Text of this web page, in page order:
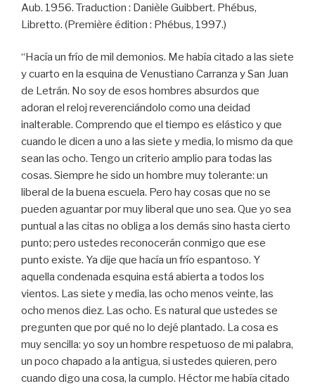
Aub. 1956. Traduction : Danièle Guibbert. Phébus,
Libretto. (Première édition : Phébus, 1997.)
“Hacía un frío de mil demonios. Me había citado a las siete
y cuarto en la esquina de Venustiano Carranza y San Juan
de Letrán. No soy de esos hombres absurdos que
adoran el reloj reverenciándolo como una deidad
inalterable. Comprendo que el tiempo es elástico y que
cuando le dicen a uno a las siete y media, lo mismo da que
sean las ocho. Tengo un criterio amplio para todas las
cosas. Siempre he sido un hombre muy tolerante: un
liberal de la buena escuela. Pero hay cosas que no se
pueden aguantar por muy liberal que uno sea. Que yo sea
puntual a las citas no obliga a los demás sino hasta cierto
punto; pero ustedes reconocerán conmigo que ese
punto existe. Ya dije que hacía un frío espantoso. Y
aquella condenada esquina está abierta a todos los
vientos. Las siete y media, las ocho menos veinte, las
ocho menos diez. Las ocho. Es natural que ustedes se
pregunten que por qué no lo dejé plantado. La cosa es
muy sencilla: yo soy un hombre respetuoso de mi palabra,
un poco chapado a la antigua, si ustedes quieren, pero
cuando digo una cosa, la cumplo. Héctor me había citado